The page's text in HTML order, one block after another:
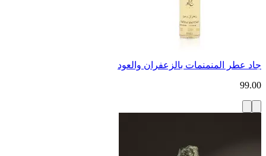
جاد عطر المنمنمات بالزعفران والعود
99.00